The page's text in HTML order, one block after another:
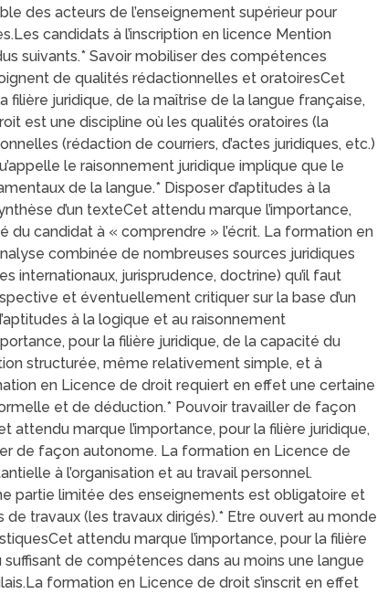
des acteurs de l’enseignement supérieur pour
candidats à l’inscription en licence Mention
suivants.* Savoir mobiliser des compétences
de qualités rédactionnelles et oratoiresCet
filière juridique, de la maîtrise de la langue française,
est une discipline où les qualités oratoires (la
(rédaction de courriers, d’actes juridiques, etc.)
le raisonnement juridique implique que le
de la langue.* Disposer d’aptitudes à la
d’un texteCet attendu marque l’importance,
du candidat à « comprendre » l’écrit. La formation en
combinée de nombreuses sources juridiques
internationaux, jurisprudence, doctrine) qu’il faut
et éventuellement critiquer sur la base d’un
à la logique et au raisonnement
pour la filière juridique, de la capacité du
structurée, même relativement simple, et à
en Licence de droit requiert en effet une certaine
et de déduction.* Pouvoir travailler de façon
attendu marque l’importance, pour la filière juridique,
de façon autonome. La formation en Licence de
à l’organisation et au travail personnel.
partie limitée des enseignements est obligatoire et
travaux (les travaux dirigés).* Etre ouvert au monde
attendu marque l’importance, pour la filière
suffisant de compétences dans au moins une langue
formation en Licence de droit s’inscrit en effet